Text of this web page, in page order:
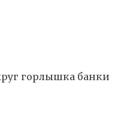
горлышка банки